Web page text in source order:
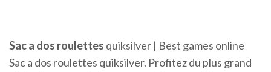
Saca dos roulettes quiksilver | Best games online
Sac a dos roulettes quiksilver. Profitez du plus grand